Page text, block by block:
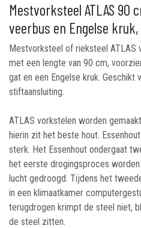
Mestvorksteel ATLAS 90
veerbus en Engelse kruk,
Mestvorksteel of rieksteel ATLAS
met een lengte van 90 cm,
gat en een Engelse kruk. Geschikt
stiftaansluiting.
ATLAS vorkstelen worden
hierin zit het beste hout.
sterk. Het Essenhout ondergaat
het eerste drogingsproces
lucht gedroogd. Tijdens het
in een klimaatkamer
terugdrogen krimpt de steel niet,
de steel zitten.